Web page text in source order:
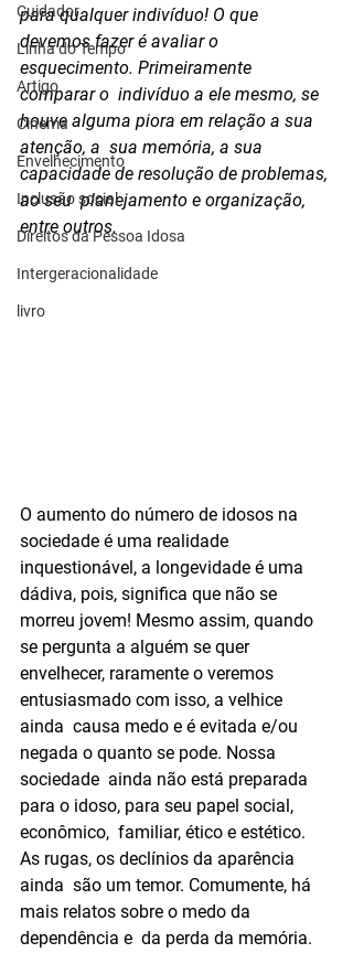
Cuidador
Linha do Tempo
Artigo
Cinema
Envelhecimento
Inclusão social
Direitos da Pessoa Idosa
Intergeracionalidade
livro
para qualquer indivíduo! O que
devemos fazer é avaliar o
esquecimento. Primeiramente
comparar o  indivíduo a ele mesmo, se
houve alguma piora em relação a sua
atenção, a  sua memória, a sua
capacidade de resolução de problemas,
ao seu  planejamento e organização,
entre outros.
O aumento do número de idosos na
sociedade é uma realidade
inquestionável, a longevidade é uma
dádiva, pois, significa que não se
morreu jovem! Mesmo assim, quando
se pergunta a alguém se quer
envelhecer, raramente o veremos
entusiasmado com isso, a velhice
ainda  causa medo e é evitada e/ou
negada o quanto se pode. Nossa
sociedade  ainda não está preparada
para o idoso, para seu papel social,
econômico,  familiar, ético e estético.
As rugas, os declínios da aparência
ainda  são um temor. Comumente, há
mais relatos sobre o medo da
dependência e  da perda da memória.